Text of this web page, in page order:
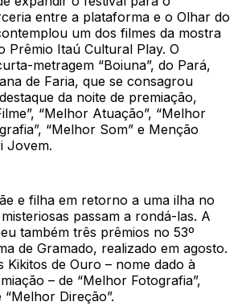
entre a plataforma e o Olhar do
um dos filmes da mostra
Prêmio Itaú Cultural Play. O
metragem “Boiuna”, do Pará,
de Faria, que se consagrou
da noite de premiação,
“Melhor Atuação”, “Melhor
“Melhor Som” e Menção
Jovem.
e filha em retorno a uma ilha no
passam a rondá-las. A
também três prêmios no 53º
de Gramado, realizado em agosto.
Kikitos de Ouro – nome dado à
– de “Melhor Fotografia”,
Direção”.